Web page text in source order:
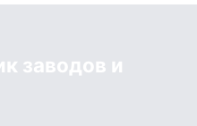
заводов и